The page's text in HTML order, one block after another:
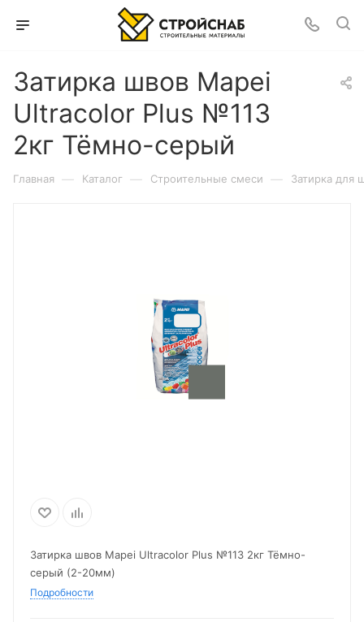
Затирка швов Mapei
Ultracolor Plus №113
2кг Тёмно-серый
Главная — Каталог — Строительные смеси — Затирка для
Затирка швов Mapei Ultracolor Plus №113 2кг Тёмно-
серый (2-20мм)
Подробности